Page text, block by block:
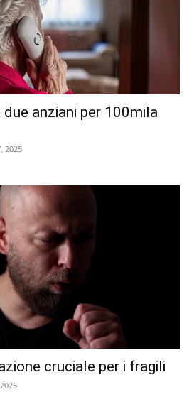
anziani per 100mila
2025
cruciale per i fragili